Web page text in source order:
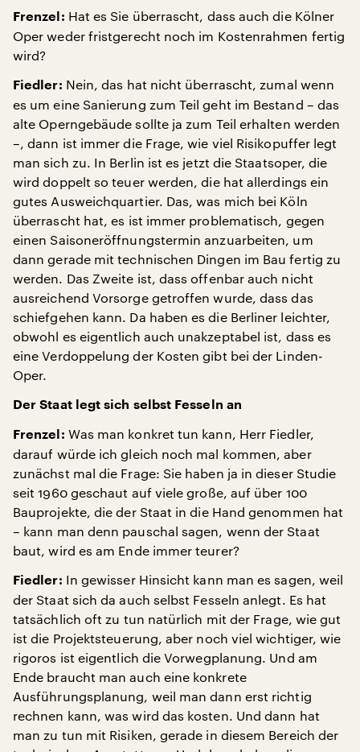
Frenzel: Hat es Sie überrascht, dass auch die Kölner
Oper weder fristgerecht noch im Kostenrahmen fertig
wird?
Fiedler: Nein, das hat nicht überrascht, zumal wenn
es um eine Sanierung zum Teil geht im Bestand – das
alte Operngebäude sollte ja zum Teil erhalten werden
–, dann ist immer die Frage, wie viel Risikopuffer legt
man sich zu. In Berlin ist es jetzt die Staatsoper, die
wird doppelt so teuer werden, die hat allerdings ein
gutes Ausweichquartier. Das, was mich bei Köln
überrascht hat, es ist immer problematisch, gegen
einen Saisoneröffnungstermin anzuarbeiten, um
dann gerade mit technischen Dingen im Bau fertig zu
werden. Das Zweite ist, dass offenbar auch nicht
ausreichend Vorsorge getroffen wurde, dass das
schiefgehen kann. Da haben es die Berliner leichter,
obwohl es eigentlich auch unakzeptabel ist, dass es
eine Verdoppelung der Kosten gibt bei der Linden-
Oper.
Der Staat legt sich selbst Fesseln an
Frenzel: Was man konkret tun kann, Herr Fiedler,
darauf würde ich gleich noch mal kommen, aber
zunächst mal die Frage: Sie haben ja in dieser Studie
seit 1960 geschaut auf viele große, auf über 100
Bauprojekte, die der Staat in die Hand genommen hat
– kann man denn pauschal sagen, wenn der Staat
baut, wird es am Ende immer teurer?
Fiedler: In gewisser Hinsicht kann man es sagen, weil
der Staat sich da auch selbst Fesseln anlegt. Es hat
tatsächlich oft zu tun natürlich mit der Frage, wie gut
ist die Projektsteuerung, aber noch viel wichtiger, wie
rigoros ist eigentlich die Vorwegplanung. Und am
Ende braucht man auch eine konkrete
Ausführungsplanung, weil man dann erst richtig
rechnen kann, was wird das kosten. Und dann hat
man zu tun mit Risiken, gerade in diesem Bereich der